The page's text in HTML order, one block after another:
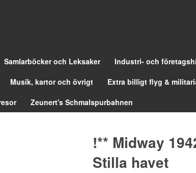
Samlarböcker och Leksaker
Industri- och
Musik, kartor och övrigt Extra billigt flyg &
Zeunert's Schmalspurbahnen
!** Midway
Stilla havet